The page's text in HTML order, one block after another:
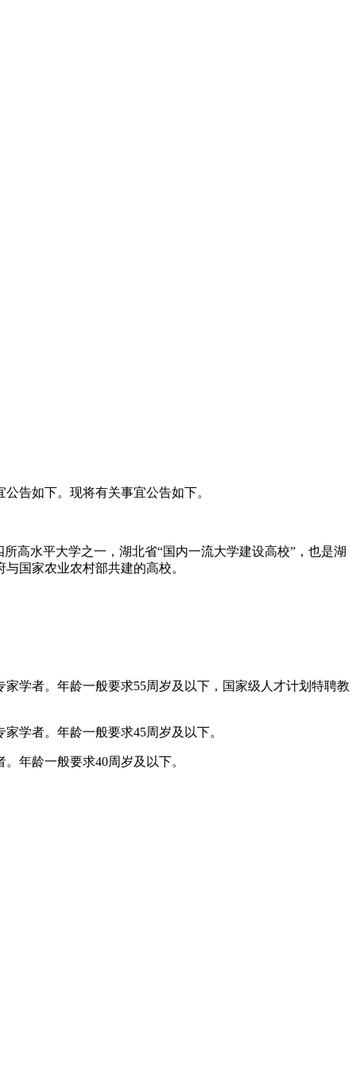
告如下。现将有关事宜公告如下。
高水平大学之一，湖北省“国内一流大学建设高校”，也是湖
国家农业农村部共建的高校。
学者。年龄一般要求55周岁及以下，国家级人才计划特聘教
学者。年龄一般要求45周岁及以下。
年龄一般要求40周岁及以下。